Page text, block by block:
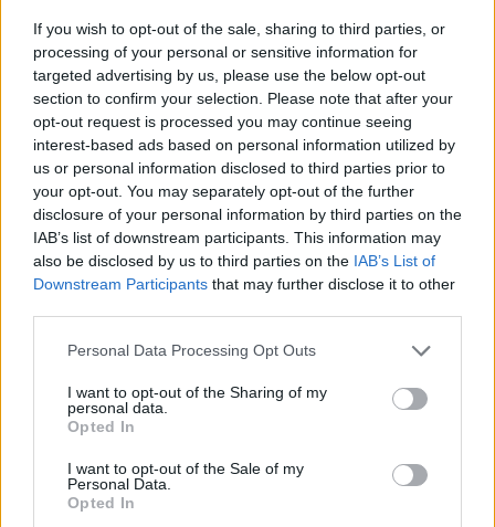
If you wish to opt-out of the sale, sharing to third parties, or
processing of your personal or sensitive information for
targeted advertising by us, please use the below opt-out
section to confirm your selection. Please note that after your
opt-out request is processed you may continue seeing
interest-based ads based on personal information utilized by
us or personal information disclosed to third parties prior to
your opt-out. You may separately opt-out of the further
disclosure of your personal information by third parties on the
IAB’s list of downstream participants. This information may
also be disclosed by us to third parties on the IAB’s List of
Downstream Participants that may further disclose it to other
Please note that this website/app uses one or more Google
not limited to your visit or usage behaviour. You may click to
grant or deny consent to Google and its third-party tags to
use your data for below specified purposes in below Google
consent section.
Personal Data Processing Opt Outs
I want to opt-out of the Sharing of my
personal data.
Opted In
I want to opt-out of the Sale of my
Personal Data.
Opted In
milliárd 513 millió forintos árbevétellel és 1
milliárd 136 millió forintos adózott eredménnyel
zárta. A 2019-es év sem alakult rosszul a
1,8 milliárd forint adózott eredményt hoztak
össze, amit ki is vettek a cégből osztalékként.
Tavaly szeptemberben írta meg a Direkt36, hogy
dokumentumok tanúsága szerint a gánti
bányacégtől vásároltak építőanyagot az egyik
munkálataihoz. A Dolomit Kft. gánti bányájából
közt ebből a kőből készült az M4-es
aszfaltkeveréke, az út padkája és a leállósáv is. A